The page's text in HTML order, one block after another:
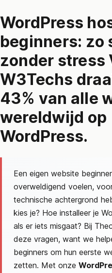
WordPress
beginners: zo
zonder stress
W3Techs
43% van alle
wereldwijd op
WordPress.
Een eigen website
overweldigend voelen,
technische achtergrond
kies je? Hoe installeer je
als er iets misgaat? Bij
deze vragen, want we
beginners om hun eerste
zetten. Met onze